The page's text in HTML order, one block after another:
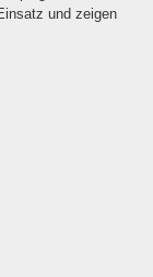
und zeigen